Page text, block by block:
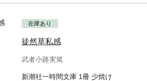
在庫あり
徒然草私感
武者小路実篤
新潮社一時間文庫 1冊 少焼け